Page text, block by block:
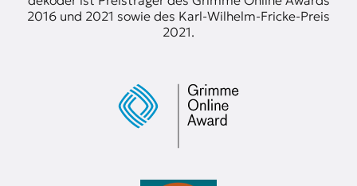
2016 und 2021 sowie des Karl-Wilhelm-Fricke-Preis
2021.